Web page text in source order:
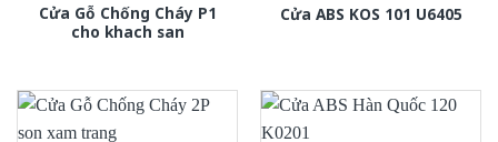
Cửa Gỗ Chống Cháy P1
cho khach san
Cửa ABS KOS 101 U6405